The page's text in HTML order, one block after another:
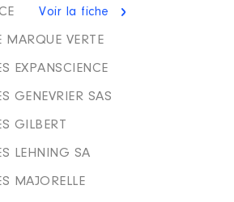
Voir la fiche
VERTE
EXPANSCIENCE
GENEVRIER SAS
GILBERT
LEHNING SA
MAJORELLE